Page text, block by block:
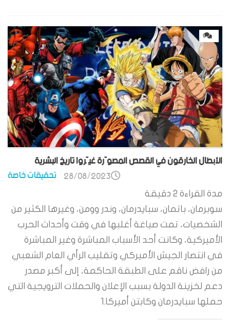
0
الأبطال الخارقون في القصص المصوّرة غيّروا تاريخ البشرية
تحقيقات خاصة 28/08/2023
مدة القراءة 2 دقيقة
سوبرمان، باتمان، سبايدرمان، وندر وومن، وغيرها الكثير من
الشخصيات، تمت صياغة أغلبها في وقت وأحداث الحرب
الأميركية، وكانت أحد الأسباب المباشرة وغير المباشرة
في انتصار الجيش الأميركي وتقليب الرأي العام الشعبي
من رافض ناقم على الطبقة الحاكمة، إلى أكبر مصدر
دعم لخزينة الدولة بسبب الإعلان والحملات الترويجية التي
حملها سبايدرمان وكابتن أميركا.1